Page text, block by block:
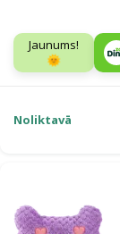
Jaunums!
🌞
Noliktavā